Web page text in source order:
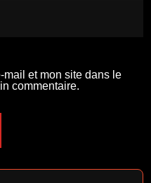
mail et mon site dans le
commentaire.